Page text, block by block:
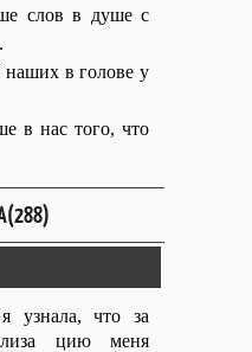
слов в душе с
в голове у
в нас того, что
узнала, что за
цию меня